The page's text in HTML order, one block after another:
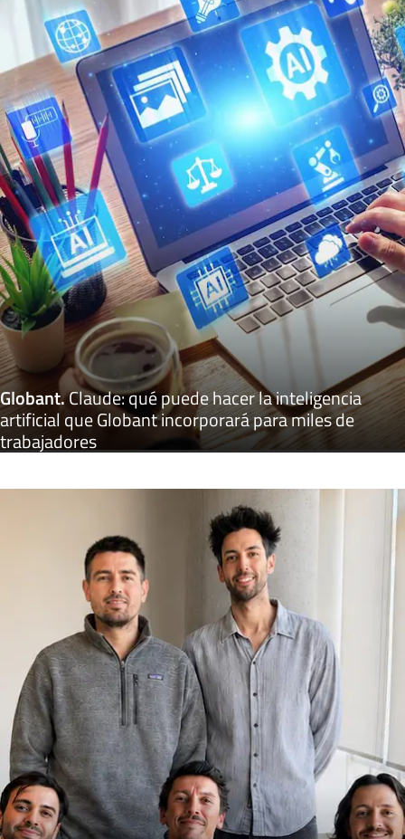
Globant.Claude: qué puede hacer la inteligencia
artificial que Globant incorporará para miles de
trabajadores